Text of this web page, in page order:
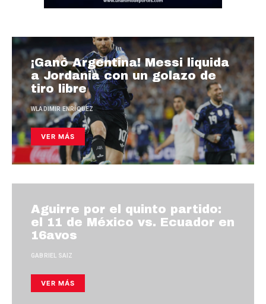
¡Ganó Argentina! Messi liquida
a Jordania con un golazo de
tiro libre
WLADIMIR ENRÍQUEZ
VER MÁS
Aguirre por el quinto partido:
el 11 de México vs. Ecuador en
16avos
GABRIEL SAIZ
VER MÁS